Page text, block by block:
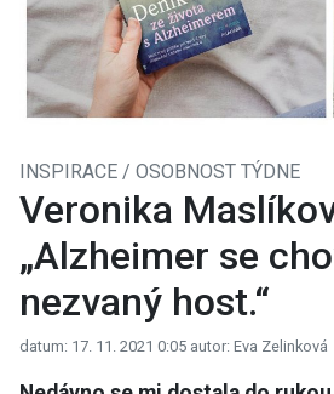
INSPIRACE / OSOBNOST TÝDNE
Veronika
„Alzheimer se
nezvaný host.“
datum: 17. 11. 2021 0:05 autor: Eva Zelinková